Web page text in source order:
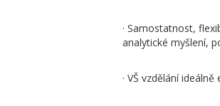
· Samostatnost,
analytické myšlení,
· VŠ vzdělání